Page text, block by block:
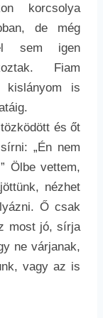
korcsolya
de még
sem igen
Fiam
kislányom is
és őt
„Én nem
Ölbe vettem,
nézhet
Ő csak
most jó, sírja
ne várjanak,
vagy az is